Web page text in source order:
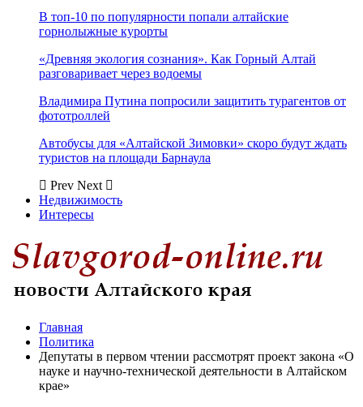
В топ-10 по популярности попали алтайские
горнолыжные курорты
«Древняя экология сознания». Как Горный Алтай
разговаривает через водоемы
Владимира Путина попросили защитить турагентов от
фототроллей
Автобусы для «Алтайской Зимовки» скоро будут ждать
туристов на площади Барнаула
Prev Next
Недвижимость
Интересы
Главная
Политика
Депутаты в первом чтении рассмотрят проект закона «О
науке и научно-технической деятельности в Алтайском
крае»